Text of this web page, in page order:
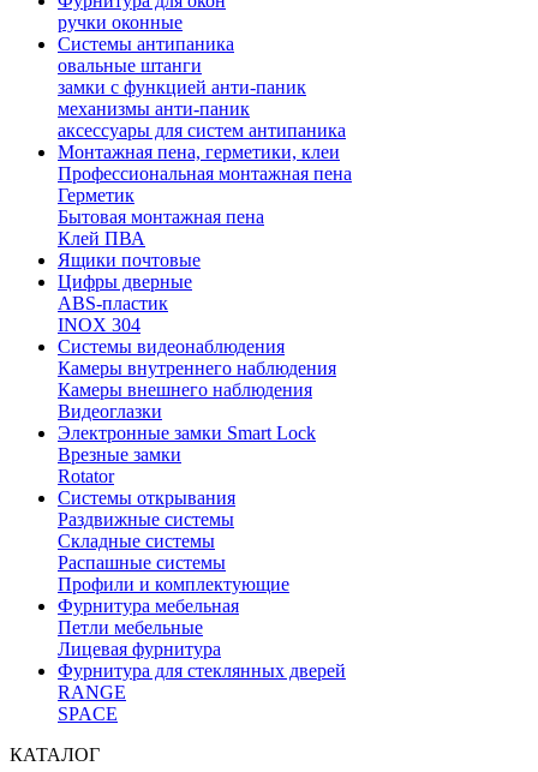
ручки оконные
Системы антипаника
овальные штанги
замки с функцией анти-паник
механизмы анти-паник
аксессуары для систем антипаника
Монтажная пена, герметики, клеи
Профессиональная монтажная пена
Герметик
Бытовая монтажная пена
Клей ПВА
Ящики почтовые
Цифры дверные
ABS-пластик
INOX 304
Системы видеонаблюдения
Камеры внутреннего наблюдения
Камеры внешнего наблюдения
Видеоглазки
Электронные замки Smart Lock
Врезные замки
Rotator
Системы открывания
Раздвижные системы
Складные системы
Распашные системы
Профили и комплектующие
Фурнитура мебельная
Петли мебельные
Лицевая фурнитура
Фурнитура для стеклянных дверей
RANGE
SPACE
КАТАЛОГ